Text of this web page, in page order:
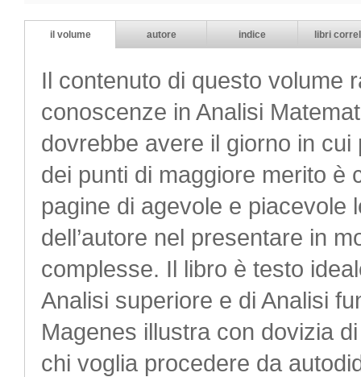
il volume autore indice libri
Il contenuto di questo volume
conoscenze in Analisi
dovrebbe avere il giorno in
dei punti di maggiore merito è
pagine di agevole e piacevole
dell’autore nel presentare in
complesse. Il libro è testo
Analisi superiore e di Analisi
Magenes illustra con dovizia
chi voglia procedere da